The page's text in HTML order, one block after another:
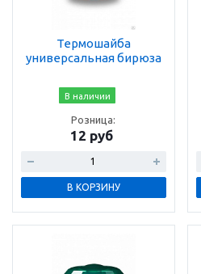
Термошайба
универсальная бирюза
В наличии
Розница:
12 руб
В КОРЗИНУ